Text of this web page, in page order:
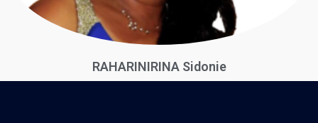
RAHARINIRINA Sidonie